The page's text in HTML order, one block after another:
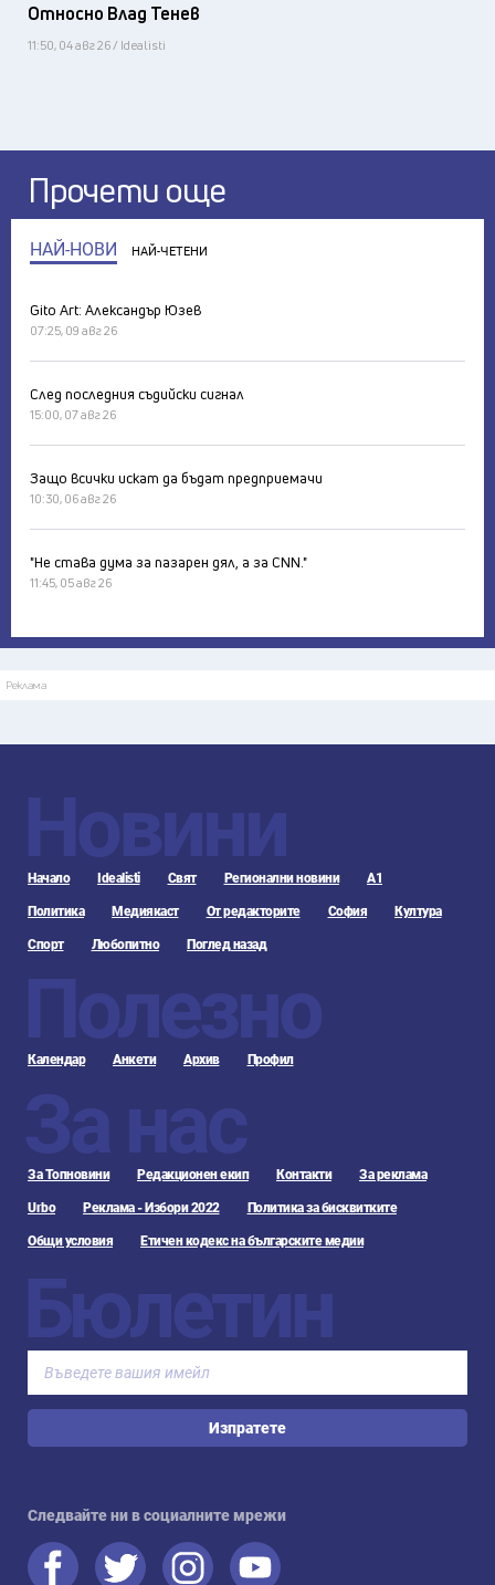
Относно Влад Тенев
11:50, 04 авг 26 / Idealisti
Прочети още
НАЙ-НОВИ НАЙ-ЧЕТЕНИ
Gito Art: Александър Юзев
07:25, 09 авг 26
След последния съдийски сигнал
15:00, 07 авг 26
Защо всички искат да бъдат предприемачи
10:30, 06 авг 26
"Не става дума за пазарен дял, а за CNN."
11:45, 05 авг 26
Реклама
Новини
Начало Idealisti Свят Регионални новини А1
Политика Медиякаст От редакторите София Култура
Спорт Любопитно Поглед назад
Полезно
Календар Анкети Архив Профил
За нас
За Топновини Редакционен екип Контакти За реклама
Urbo Реклама - Избори 2022 Политика за бисквитките
Общи условия Етичен кодекс на българските медии
Бюлетин
Изпратете
Следвайте ни в социалните мрежи